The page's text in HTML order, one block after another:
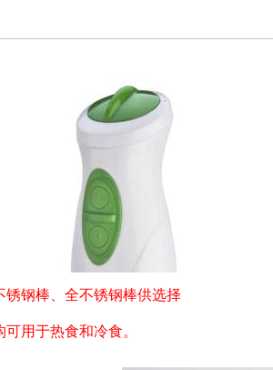
锈钢棒、全不锈钢棒供选择
用于热食和冷食。